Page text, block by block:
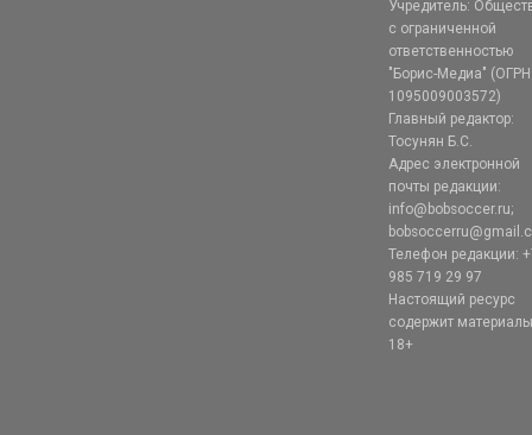
Учредитель:
с ограниченной
ответственностью
"Борис-Медиа" (ОГРН
1095009003572)
Главный редактор:
Тосунян Б.С.
Адрес электронной
почты редакции:
info@bobsoccer.ru;
Телефон редакции:
985 719 29 97
Настоящий ресурс
содержит
18+